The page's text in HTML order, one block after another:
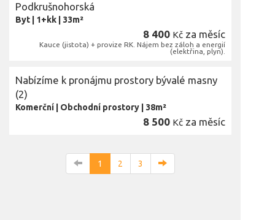
Podkrušnohorská
Byt 1+kk 33m²
8 400 Kč za měsíc
Kauce (jistota) + provize RK. Nájem bez záloh a energií
(elektřina, plyn).
Nabízíme k pronájmu prostory bývalé masny
(2)
Komerční Obchodní prostory 38m²
8 500 Kč za měsíc
1 2 3